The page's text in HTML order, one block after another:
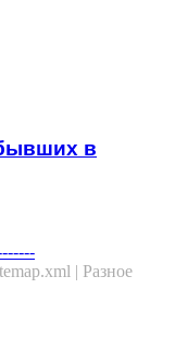
в
| Разное